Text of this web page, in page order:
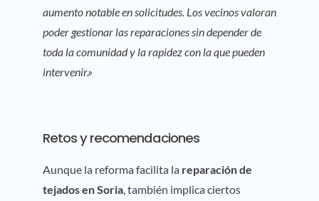
aumento notable en solicitudes. Los vecinos valoran
poder gestionar las reparaciones sin depender de
toda la comunidad y la rapidez con la que pueden
intervenir.»
Retos y recomendaciones
Aunque la reforma facilita la reparación de
tejados en Soria, también implica ciertos